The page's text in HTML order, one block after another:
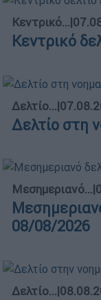
Κεντρικό...|
Κεντρικό
Δελτίο...|
Δελτίο στη
Μεσημεριανό...|
08/08/2026
Δελτίο...|